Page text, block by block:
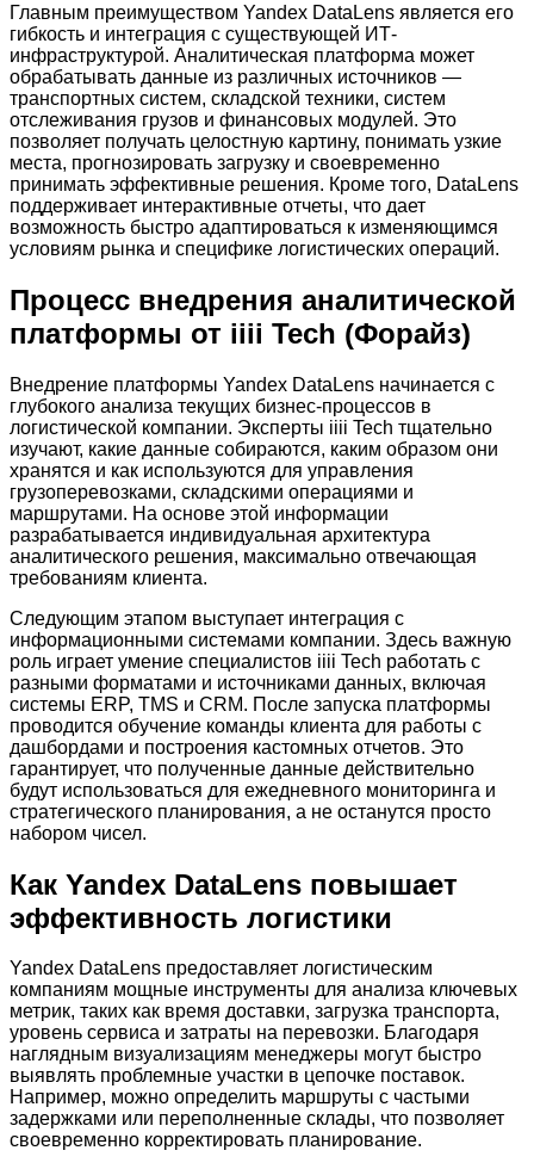
Главным преимуществом Yandex DataLens является его
гибкость и интеграция с существующей ИТ-
инфраструктурой. Аналитическая платформа может
обрабатывать данные из различных источников —
транспортных систем, складской техники, систем
отслеживания грузов и финансовых модулей. Это
позволяет получать целостную картину, понимать узкие
места, прогнозировать загрузку и своевременно
принимать эффективные решения. Кроме того, DataLens
поддерживает интерактивные отчеты, что дает
возможность быстро адаптироваться к изменяющимся
условиям рынка и специфике логистических операций.
Процесс внедрения аналитической
платформы от iiii Tech (Форайз)
Внедрение платформы Yandex DataLens начинается с
глубокого анализа текущих бизнес-процессов в
логистической компании. Эксперты iiii Tech тщательно
изучают, какие данные собираются, каким образом они
хранятся и как используются для управления
грузоперевозками, складскими операциями и
маршрутами. На основе этой информации
разрабатывается индивидуальная архитектура
аналитического решения, максимально отвечающая
требованиям клиента.
Следующим этапом выступает интеграция с
информационными системами компании. Здесь важную
роль играет умение специалистов iiii Tech работать с
разными форматами и источниками данных, включая
системы ERP, TMS и CRM. После запуска платформы
проводится обучение команды клиента для работы с
дашбордами и построения кастомных отчетов. Это
гарантирует, что полученные данные действительно
будут использоваться для ежедневного мониторинга и
стратегического планирования, а не останутся просто
набором чисел.
Как Yandex DataLens повышает
эффективность логистики
Yandex DataLens предоставляет логистическим
компаниям мощные инструменты для анализа ключевых
метрик, таких как время доставки, загрузка транспорта,
уровень сервиса и затраты на перевозки. Благодаря
наглядным визуализациям менеджеры могут быстро
выявлять проблемные участки в цепочке поставок.
Например, можно определить маршруты с частыми
задержками или переполненные склады, что позволяет
своевременно корректировать планирование.